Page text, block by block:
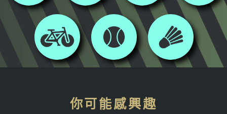
你可能感興趣